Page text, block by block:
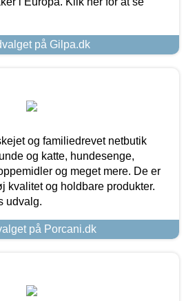
på Gilpa.dk
og familiedrevet netbutik
og katte, hundesenge,
og meget mere. De er
kvalitet og holdbare produkter.
udvalg.
på Porcani.dk